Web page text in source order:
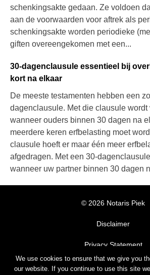
schenkingsakte gedaan. Ze voldoen
aan de voorwaarden voor aftrek als
schenkingsakte worden periodieke
giften overeengekomen met een...
30-dagenclausule essentieel bij
kort na elkaar
De meeste testamenten hebben een
dagenclausule. Met die clausule wordt
wanneer ouders binnen 30 dagen na
meerdere keren erfbelasting moet
clausule hoeft er maar één meer
afgedragen. Met een 30-
wanneer uw partner binnen 30 dagen
© 2026 Notaris Piek
Disclaimer
Privacy Statement
Algemene Voorwaarden
We use cookies to ensure that we give you
our website. If you continue to use this site